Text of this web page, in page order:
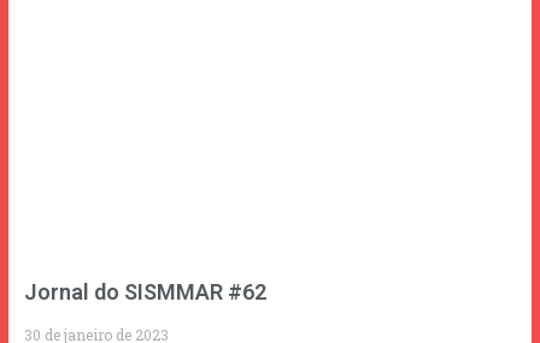
Jornal do SISMMAR #62
30 de janeiro de 2023